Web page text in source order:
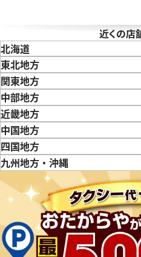
テンポ ST35S
格
日時点の参考買取価格です
す
近くの店
北海道
東北地方
青森県岩手県
関東地方
東京都神奈川県
中部地方
新潟県富山県
近畿地方
三重県滋賀県
中国地方
鳥取県島根県
四国地方
徳島県香川県愛媛県
九州地方・沖縄
福岡県
佐賀県 長崎県 熊本県大分